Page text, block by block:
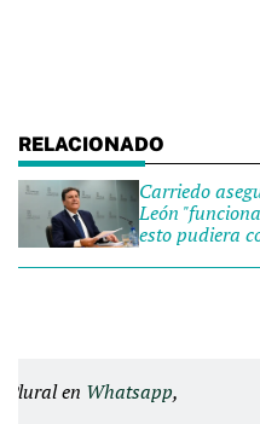
Carriedo
León
esto pudiera
Plural en Whatsapp,